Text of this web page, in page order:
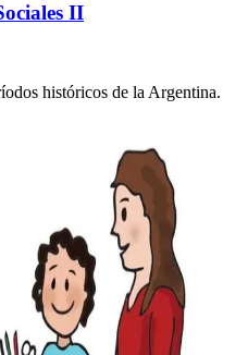
II
históricos de la Argentina.